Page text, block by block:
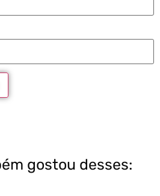
gostou desses: